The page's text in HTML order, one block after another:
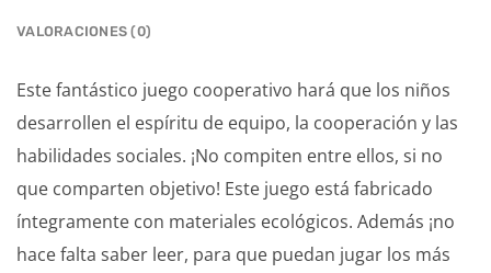
VALORACIONES (0)
Este fantástico juego cooperativo hará que los niños
desarrollen el espíritu de equipo, la cooperación y las
habilidades sociales. ¡No compiten entre ellos, si no
que comparten objetivo! Este juego está fabricado
íntegramente con materiales ecológicos. Además ¡no
hace falta saber leer, para que puedan jugar los más